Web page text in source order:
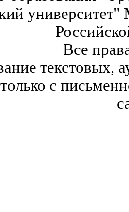
университет"
Все
текстовых,
с